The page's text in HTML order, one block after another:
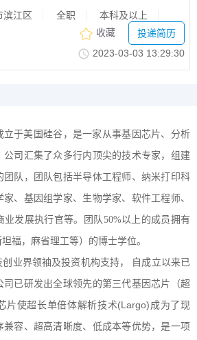
滨江区 全职 本科及以上
收藏
投递简历
2023-03-0313:29:30
立于美国硅谷，是一家从事基因芯片、分析
公司汇集了众多行内顶尖的技术专家，组建
团队，团队包括半导体工程师、纳米打印科
、基因组学家、生物学家、软件工程师、
业发展执行官等。团队50%以上的成员拥有
福，麻省理工等）的博士学位。
业界领袖及投资机构支持， 自成立以来已
已研发出全球领先的第三代基因芯片（超
片使超长单倍体解析技术(Largo) 成为了现
兼容、超高清晰度、低成本等优势，是一项